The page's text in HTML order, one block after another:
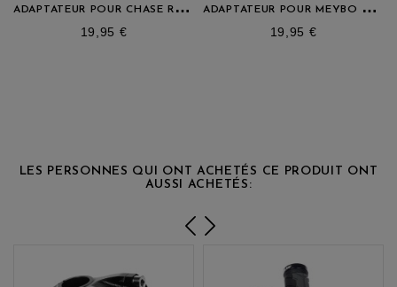
A
DAPTATEUR POUR CHASE RSP 4.0 ET 5.0
prix
19,95 €
A
DAPTATEUR POUR MEYBO HOLESHOT
prix
19,95 €
LES PERSONNES QUI ONT ACHETÉS CE PRODUIT ONT
AUSSI ACHETÉS: